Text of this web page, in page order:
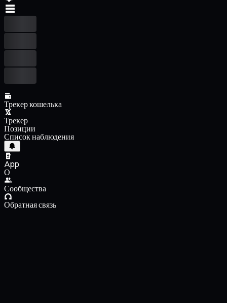
Трекер кошелька
Трекер
Позиции
Список наблюдения
App
О
Сообщества
Обратная связь